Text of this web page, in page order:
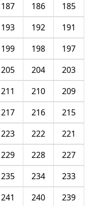
185
186
187
191
192
193
197
198
199
203
204
205
209
210
211
215
216
217
221
222
223
227
228
229
233
234
235
239
240
241